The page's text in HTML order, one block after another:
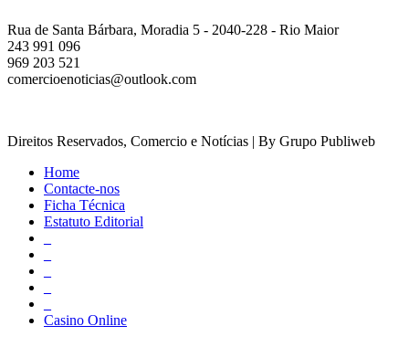
Rua de Santa Bárbara, Moradia 5 - 2040-228 - Rio Maior
243 991 096
969 203 521
comercioenoticias@outlook.com
Direitos Reservados, Comercio e Notícias | By Grupo Publiweb
Home
Contacte-nos
Ficha Técnica
Estatuto Editorial
Casino Online